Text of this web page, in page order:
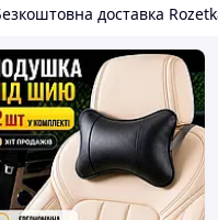
доставка